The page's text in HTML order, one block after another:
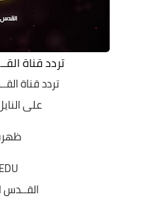
تردد قناة
تردد قناة
على النايل
القــدس